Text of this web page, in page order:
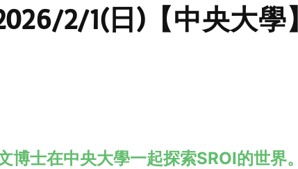
2/1(日)【中央大學】
士在中央大學一起探索SROI的世界。